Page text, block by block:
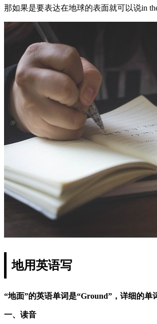
那如果是要表达在地球的表面就可以说in the
地用英语写
“地面”的英语单词是“Ground”，详细的单
一、读音